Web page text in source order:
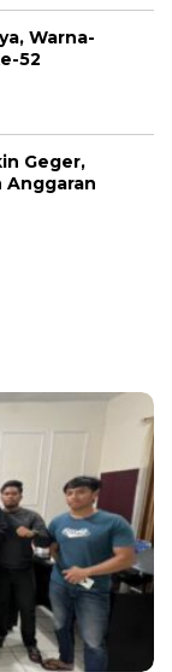
Warna-
52
Geger,
Anggaran